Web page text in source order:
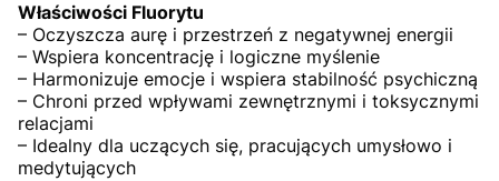
Właściwości Fluorytu
– Oczyszcza aurę i przestrzeń z negatywnej energii
– Wspiera koncentrację i logiczne myślenie
– Harmonizuje emocje i wspiera stabilność psychiczną
– Chroni przed wpływami zewnętrznymi i toksycznymi
relacjami
– Idealny dla uczących się, pracujących umysłowo i
medytujących